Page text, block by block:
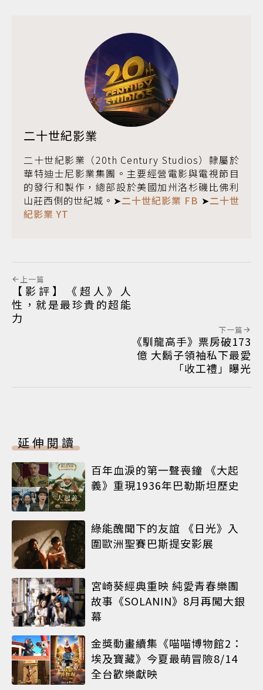
二十世紀影業
二十世紀影業（20th Century Studios）隸屬於
華特迪士尼影業集團。主要經營電影與電視節目
的發行和製作，總部設於美國加州洛杉磯比佛利
山莊西側的世紀城。➤二十世紀影業 FB ➤二十世
紀影業 YT
上一篇
【影評】《超人》人
性，就是最珍貴的超能
力
下一篇
《馴龍高手》票房破173
億 大鬍子領袖私下最愛
「收工禮」曝光
延伸閱讀
百年血淚的第一聲喪鐘 《大起
義》重現1936年巴勒斯坦歷史
綠能醜聞下的友誼 《日光》入
圍歐洲聖賽巴斯提安影展
宮崎葵經典重映 純愛青春樂團
故事《SOLANIN》8月再闖大銀
幕
金獎動畫續集《喵喵博物館2：
埃及寶藏》今夏最萌冒險8/14
全台歡樂獻映